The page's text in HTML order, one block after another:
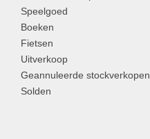
Speelgoed
Boeken
Fietsen
Uitverkoop
Geannuleerde stockverkopen
Solden